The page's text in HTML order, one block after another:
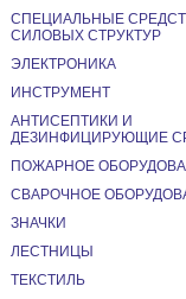
СПЕЦИАЛЬНЫЕ
СИЛОВЫХ СТРУКТУР
ЭЛЕКТРОНИКА
ИНСТРУМЕНТ
АНТИСЕПТИКИ И
ДЕЗИНФИЦИРУЮЩИЕ
ПОЖАРНОЕ
СВАРОЧНОЕ
ЗНАЧКИ
ЛЕСТНИЦЫ
ТЕКСТИЛЬ